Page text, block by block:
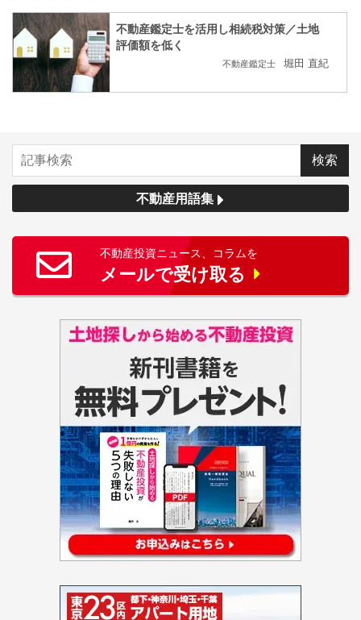
不動産鑑定士を活用し相続税対策／土地
評価額を低く
不動産鑑定士 堀田 直紀
不動産用語集
不動産投資ニュース、コラムを
メールで受け取る